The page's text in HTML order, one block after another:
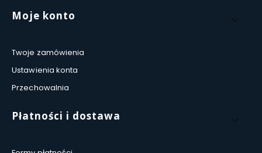
Moje konto
Twoje zamówienia
Ustawienia konta
Przechowalnia
Płatności i dostawa